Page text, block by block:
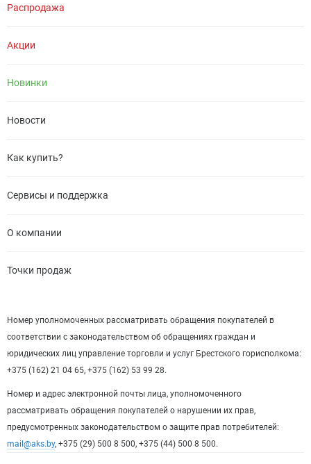
Распродажа
Акции
Новинки
Новости
Как купить?
Сервисы и поддержка
О компании
Точки продаж
Номер уполномоченных рассматривать обращения покупателей в
соответствии с законодательством об обращениях граждан и
юридических лиц управление торговли и услуг Брестского горисполкома:
+375 (162) 21 04 65, +375 (162) 53 99 28.
Номер и адрес электронной почты лица, уполномоченного
рассматривать обращения покупателей о нарушении их прав,
предусмотренных законодательством о защите прав потребителей:
mail@aks.by, +375 (29) 500 8 500, +375 (44) 500 8 500.